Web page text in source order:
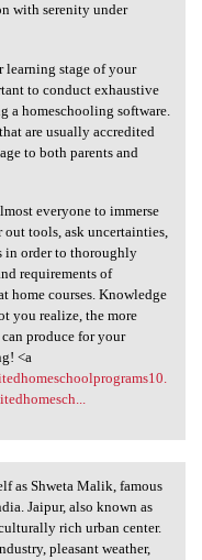
with serenity under
learning stage of your
to conduct exhaustive
a homeschooling software.
are usually accredited
to both parents and
everyone to immerse
out tools, ask uncertainties,
in order to thoroughly
requirements of
home courses. Knowledge
you realize, the more
produce for your
<a
as
as Shweta Malik, famous
Jaipur, also known as
rich urban center.
pleasant weather,